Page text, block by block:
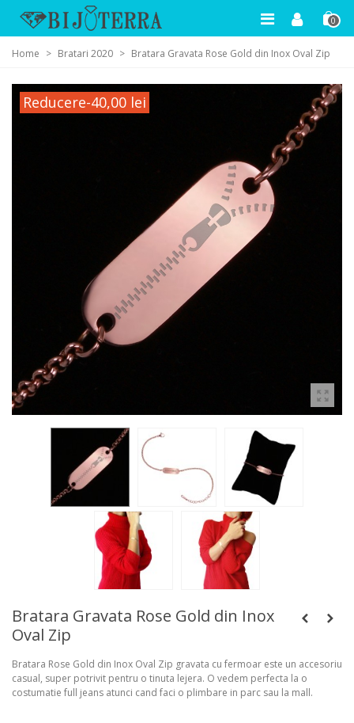
0
Home > Bratari 2020 > Bratara Gravata Rose Gold din Inox Oval Zip
Reducere-40,00 lei
Bratara Gravata Rose Gold din Inox
Oval Zip
Bratara Rose Gold din Inox Oval Zip gravata cu fermoar este un accesoriu
casual, super potrivit pentru o tinuta lejera. O vedem perfecta la o
costumatie full jeans atunci cand faci o plimbare in parc sau la mall.